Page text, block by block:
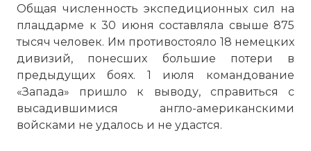
Общая численность экспедиционных сил на
плацдарме к 30 июня составляла свыше 875
тысяч человек. Им противостояло 18 немецких
дивизий, понесших большие потери в
предыдущих боях. 1 июля командование
«Запада» пришло к выводу, справиться с
высадившимися англо-американскими
войсками не удалось и не удастся.